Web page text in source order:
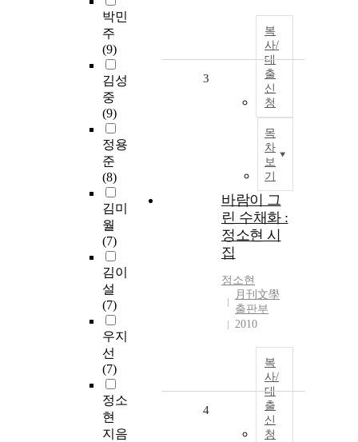
박민
주
(9)
김성
중
(9)
정용
준
(8)
김미
월
(7)
김이
설
(7)
우지
선
(7)
정소
현
지음
복
사/
대
출
신
청
목
차
보
기
3
바람이 그
린 수채화 :
정소현 시
집
정소현
月刊文學
출판부
2010
복
사/
대
출
신
청
4